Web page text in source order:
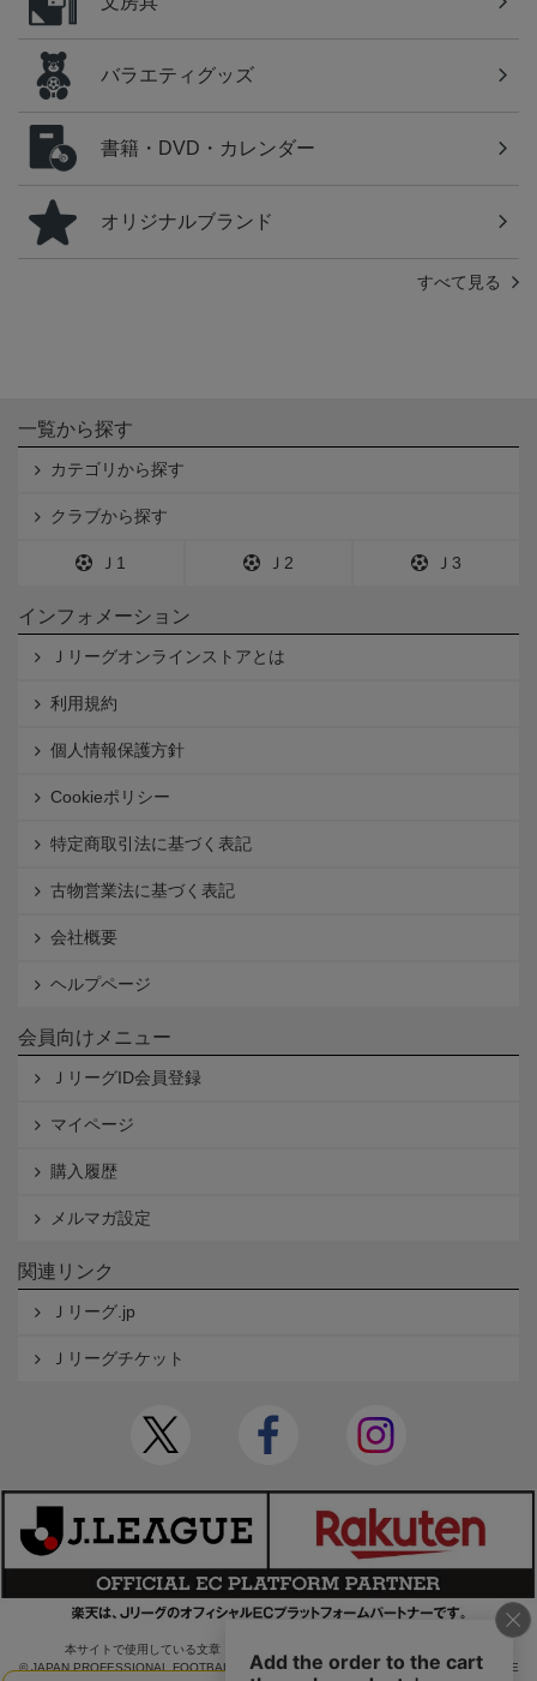
バラエティグッズ
書籍・DVD・カレンダー
オリジナルブランド
すべて見る
一覧から探す
カテゴリから探す
クラブから探す
Ｊ1 Ｊ2 Ｊ3
インフォメーション
Ｊリーグオンラインストアとは
利用規約
個人情報保護方針
Cookieポリシー
特定商取引法に基づく表記
古物営業法に基づく表記
会社概要
ヘルプページ
会員向けメニュー
ＪリーグID会員登録
マイページ
購入履歴
メルマガ設定
関連リンク
Ｊリーグ.jp
Ｊリーグチケット
本サイトで使用している文章・画像等の無断での複製・転載を禁止します。
© JAPAN PROFESSIONAL FOOTBALL LEAGUE Rakuten Group, Inc. ALL RIGHTS RE